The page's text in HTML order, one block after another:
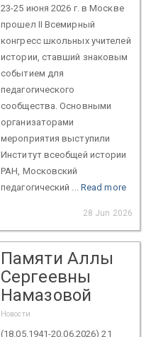
23-25 июня 2026 г. в Москве
прошел II Всемирный
конгресс школьных учителей
истории, ставший знаковым
событием для
педагогического
сообщества. Основными
организаторами
мероприятия выступили
Институт всеобщей истории
РАН, Московский
педагогический ... Read more
28 Jun 2026
Памяти Аллы
Сергеевны
Намазовой
Новости
(18.05.1941-20.06.2026) 21